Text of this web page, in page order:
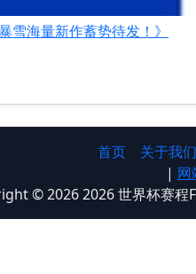
雪海量新作蓄势待发！》
首页 关于我们
| 网
© 2026 2026 世界杯赛程